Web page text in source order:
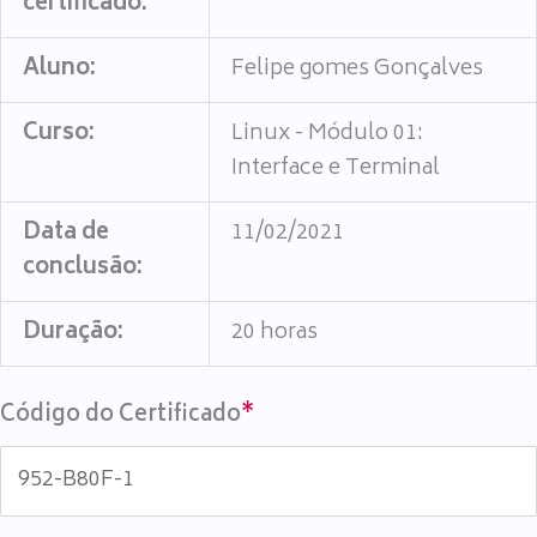
Aluno:
Felipe gomes Gonçalves
Curso:
Linux - Módulo 01:
Interface e Terminal
Data de
conclusão:
11/02/2021
Duração: 20 horas
Código do Certificado*